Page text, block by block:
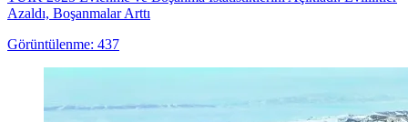
Azaldı, Boşanmalar Arttı
Görüntülenme: 437